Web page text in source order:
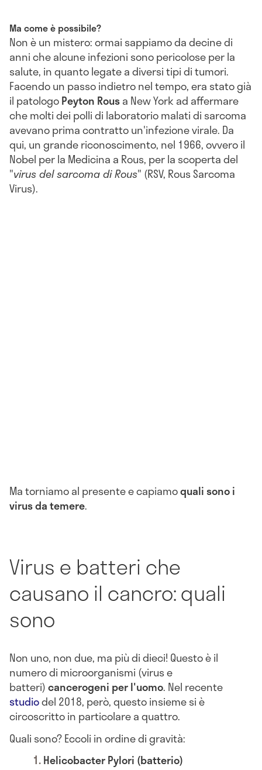
Ma come è possibile?
Non è un mistero: ormai sappiamo da decine di
anni che alcune infezioni sono pericolose per la
salute, in quanto legate a diversi tipi di tumori.
Facendo un passo indietro nel tempo, era stato già
il patologoPeyton Rousa New York ad affermare
che molti dei polli di laboratorio malati di sarcoma
avevano prima contratto un'infezione virale. Da
qui, un grande riconoscimento, nel 1966, ovvero il
Nobel per la Medicina a Rous, per la scoperta del
"virus del sarcoma di Rous" (RSV, Rous Sarcoma
Virus).
Ma torniamo al presente e capiamoquali sono i
virus da temere.
Virus e batteri che
causano il cancro: quali
sono
Non uno, non due, ma più di dieci! Questo è il
numero di microorganismi (virus e
batteri)cancerogeni per l'uomo. Nel recente
studiodel 2018, però, questo insieme si è
circoscritto in particolare a quattro.
Quali sono? Eccoli in ordine di gravità:
Helicobacter Pylori (batterio)